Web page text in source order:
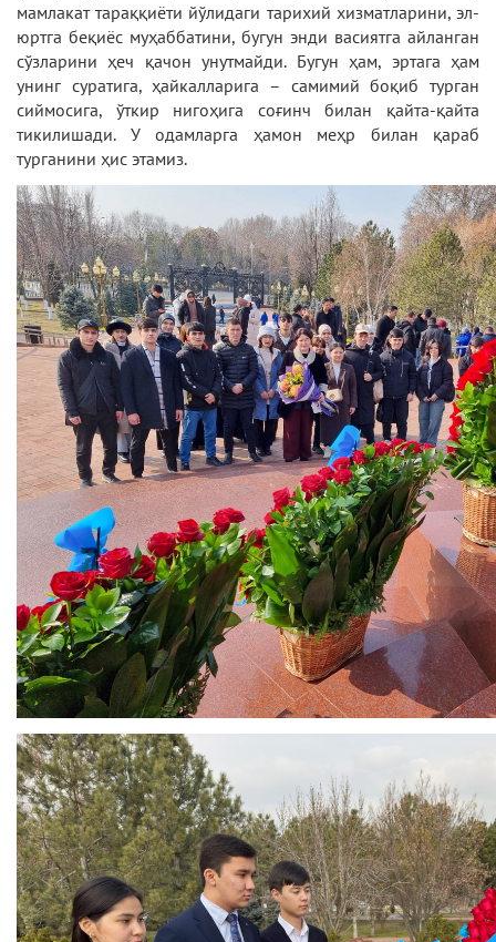
мамлакат тараққиёти йўлидаги тарихий хизматларини, эл-
юртга беқиёс муҳаббатини, бугун энди васиятга айланган
сўзларини ҳеч қачон унутмайди. Бугун ҳам, эртага ҳам
унинг суратига, ҳайкалларига – самимий боқиб турган
сиймосига, ўткир нигоҳига соғинч билан қайта-қайта
тикилишади. У одамларга ҳамон меҳр билан қараб
турганини ҳис этамиз.